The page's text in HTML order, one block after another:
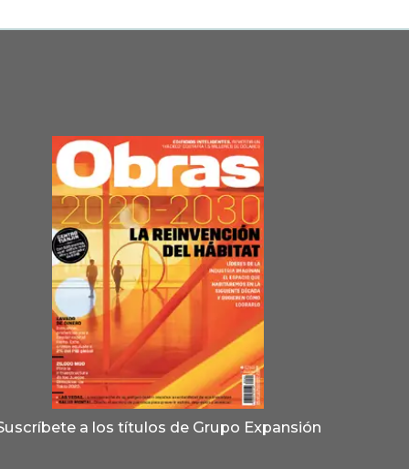
a los títulos de Grupo Expansión